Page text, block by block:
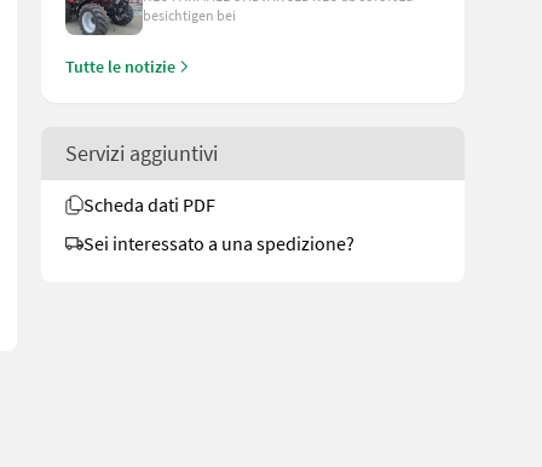
minima del trattore di 30 CV, questo trituratore è
besichtigen bei
Tutte le notizie
Servizi aggiuntivi
Scheda dati PDF
Sei interessato a una spedizione?